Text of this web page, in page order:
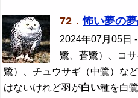
72．怖い夢の
2024年07月05日
鷺、蒼鷺）、コ
鷺）、チュウサギ（中鷺）な
はないけれど羽が白い種を白